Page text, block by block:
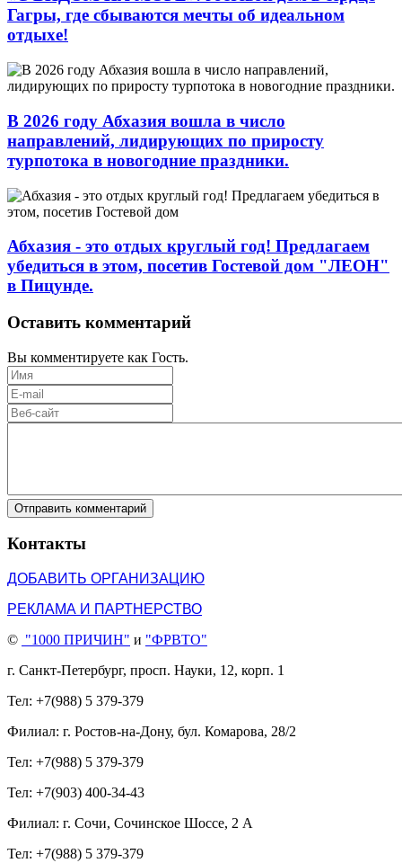
Гагры, где сбываются мечты об идеальном
отдыхе!
В 2026 году Абхазия вошла в число
направлений, лидирующих по приросту
турпотока в новогодние праздники.
Абхазия - это отдых круглый год! Предлагаем
убедиться в этом, посетив Гостевой дом "ЛЕОН"
в Пицунде.
Оставить комментарий
Вы комментируете как Гость.
Отправить комментарий
Контакты
ДОБАВИТЬ ОРГАНИЗАЦИЮ
РЕКЛАМА И ПАРТНЕРСТВО
© "1000 ПРИЧИН" и "ФРВТО"
г. Санкт-Петербург, просп. Науки, 12, корп. 1
Тел: +7(988) 5 379-379
Филиал: г. Ростов-на-Дону, бул. Комарова, 28/2
Тел: +7(988) 5 379-379
Тел: +7(903) 400-34-43
Филиал: г. Сочи, Сочинское Шоссе, 2 А
Тел: +7(988) 5 379-379